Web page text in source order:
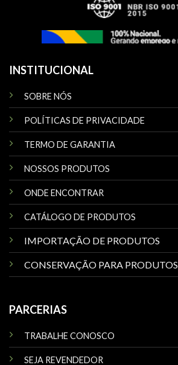
INSTITUCIONAL
SOBRE NÓS
POLÍTICAS DE PRIVACIDADE
TERMO DE GARANTIA
NOSSOS PRODUTOS
ONDE ENCONTRAR
CATÁLOGO DE PRODUTOS
IMPORTAÇÃO DE PRODUTOS
CONSERVAÇÃO PARA PRODUTOS
PARCERIAS
TRABALHE CONOSCO
SEJA REVENDEDOR